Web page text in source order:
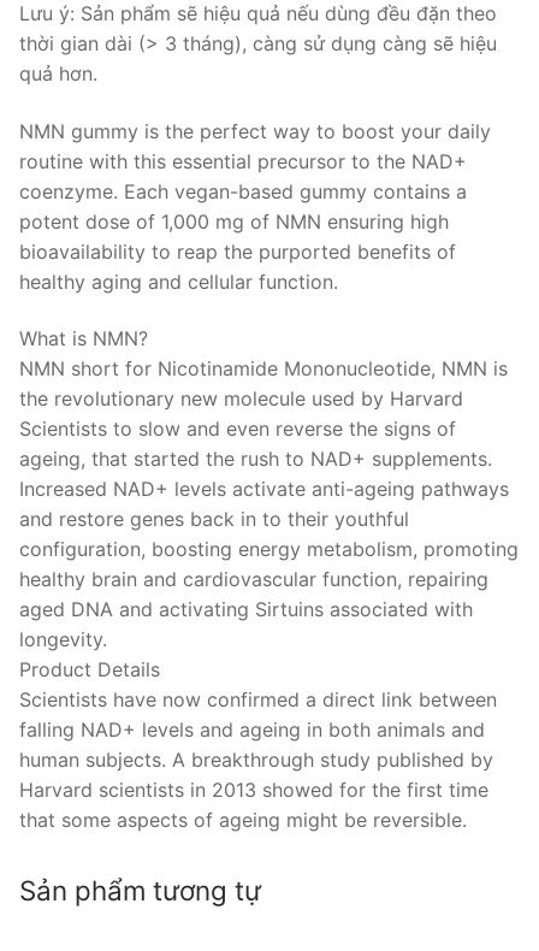
Lưu ý: Sản phẩm sẽ hiệu quả nếu dùng đều đặn theo
thời gian dài (> 3 tháng), càng sử dụng càng sẽ hiệu
quả hơn.
NMN gummy is the perfect way to boost your daily
routine with this essential precursor to the NAD+
coenzyme. Each vegan-based gummy contains a
potent dose of 1,000 mg of NMN ensuring high
bioavailability to reap the purported benefits of
healthy aging and cellular function.
What is NMN?
NMN short for Nicotinamide Mononucleotide, NMN is
the revolutionary new molecule used by Harvard
Scientists to slow and even reverse the signs of
ageing, that started the rush to NAD+ supplements.
Increased NAD+ levels activate anti-ageing pathways
and restore genes back in to their youthful
configuration, boosting energy metabolism, promoting
healthy brain and cardiovascular function, repairing
aged DNA and activating Sirtuins associated with
longevity.
Product Details
Scientists have now confirmed a direct link between
falling NAD+ levels and ageing in both animals and
human subjects. A breakthrough study published by
Harvard scientists in 2013 showed for the first time
that some aspects of ageing might be reversible.
Sản phẩm tương tự